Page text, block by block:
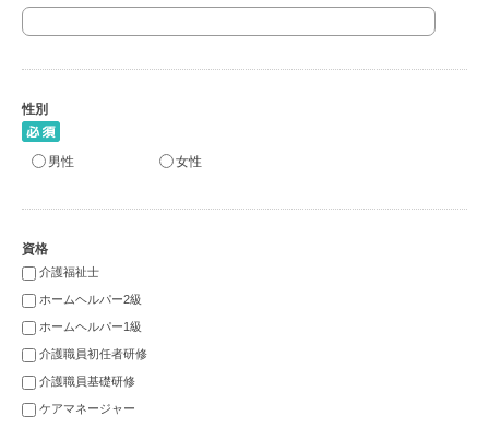
性別
男性 女性
資格
介護福祉士
ホームヘルパー2級
ホームヘルパー1級
介護職員初任者研修
介護職員基礎研修
ケアマネージャー